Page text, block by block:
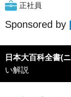
正社員
Sponsored by
日本大百科全書(
い解説